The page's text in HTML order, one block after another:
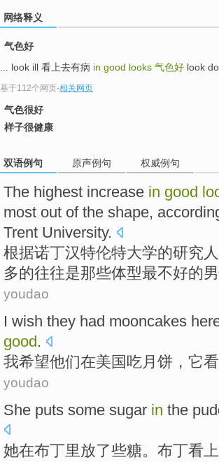
网络释义
气色好
... look ill 看上去有病 in good looks 气色好 look
基于112个网页-相关网页
气色很好
样子很健康
双语例句 原声例句 权威例句
The highest increase in good
most out ofthe shape,
Trent University.
根据诺丁汉特伦特大学的研究
多的往往是那些体型最不好的
youdao
I wish they had mooncakes
good.
我希望他们在美国吃月饼， 它
youdao
She puts some sugar in the
她在布丁里放了些糖。布丁看